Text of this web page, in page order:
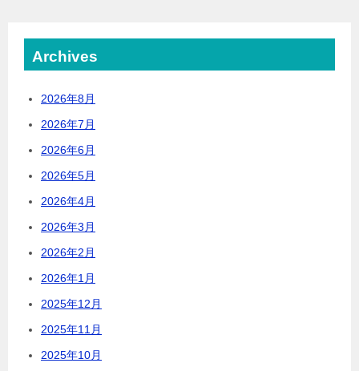
Archives
2026年8月
2026年7月
2026年6月
2026年5月
2026年4月
2026年3月
2026年2月
2026年1月
2025年12月
2025年11月
2025年10月